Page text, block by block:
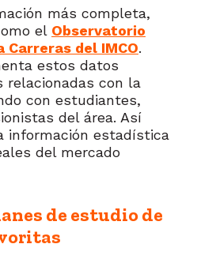
más completa,
el Observatorio
Carreras del IMCO.
estos datos
relacionadas con la
con estudiantes,
del área. Así
información estadística
del mercado
de estudio de